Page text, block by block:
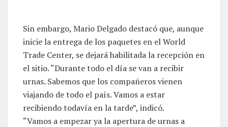
Sin embargo, Mario Delgado destacó que, aunque
inicie la entrega de los paquetes en el World
Trade Center, se dejará habilitada la recepción en
el sitio. “Durante todo el día se van a recibir
urnas. Sabemos que los compañeros vienen
viajando de todo el país. Vamos a estar
recibiendo todavía en la tarde”, indicó.
“Vamos a empezar ya la apertura de urnas a